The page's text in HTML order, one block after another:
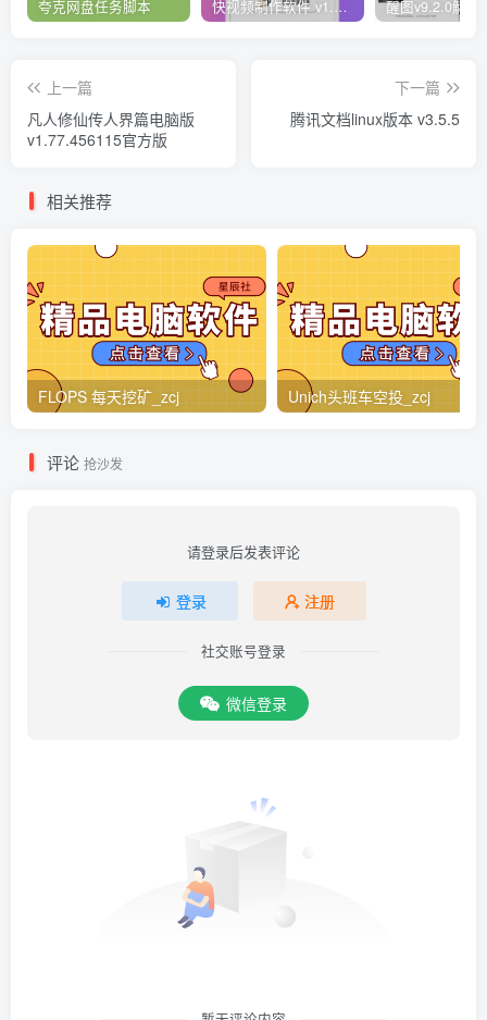
夸克网盘任务脚本 快视频制作软件 v1.1.1安卓版
上一篇
凡人修仙传人界篇电脑版
v1.77.456115官方版
下一篇
腾讯文档linux版本 v3.5.5
相关推荐
FLOPS 每天挖矿_zcj Unich头班车空投_zcj
评论 抢沙发
请登录后发表评论
登录 注册
社交账号登录
微信登录